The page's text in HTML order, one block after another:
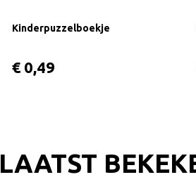
Kinderpuzzelboekje
€ 0,49
LAATST